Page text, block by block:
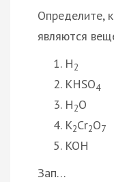
Определите,
являются
H2
KHSO4
H2O
K2Cr2O7
KOH
Зап…